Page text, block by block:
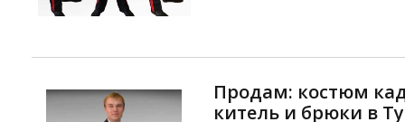
Продам: костюм
китель и брюки в